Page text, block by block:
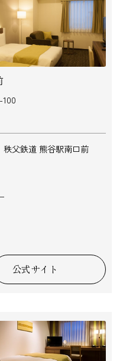
父鉄道 熊谷駅南口前
公式サイト